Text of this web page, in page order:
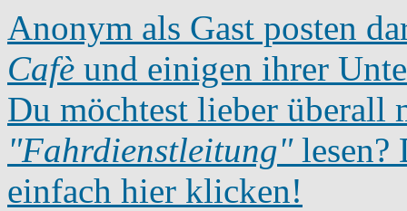
Anonym als Gast posten
Cafè und einigen ihrer
Du möchtest lieber überall
"Fahrdienstleitung"lesen?
einfach hier klicken!